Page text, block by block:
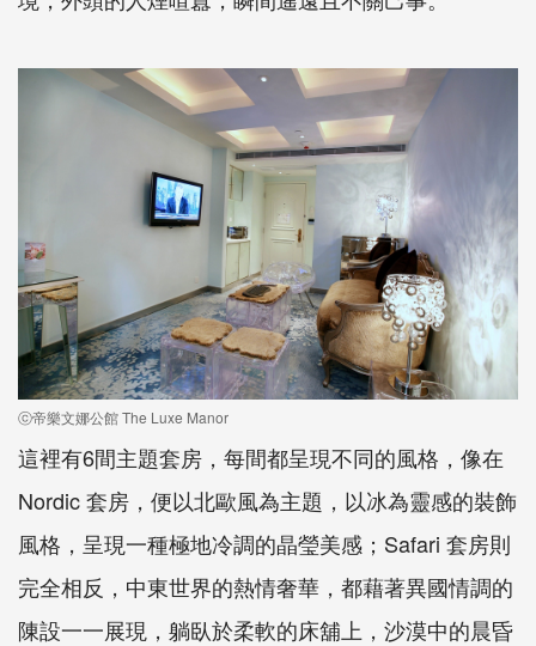
ⓒ帝樂文娜公館 The Luxe Manor
這裡有6間主題套房，每間都呈現不同的風格，像在
Nordic 套房，便以北歐風為主題，以冰為靈感的裝飾
風格，呈現一種極地冷調的晶瑩美感；Safari 套房則
完全相反，中東世界的熱情奢華，都藉著異國情調的
陳設一一展現，躺臥於柔軟的床舖上，沙漠中的晨昏